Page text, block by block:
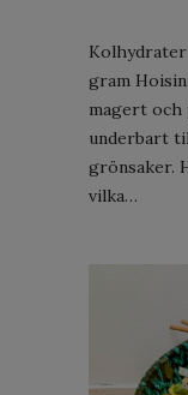
gram
magert
underbart
grönsaker.
vilka…